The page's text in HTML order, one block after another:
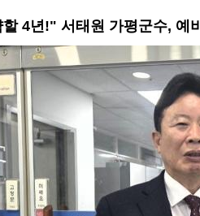
4년!" 서태원 가평군수, 예